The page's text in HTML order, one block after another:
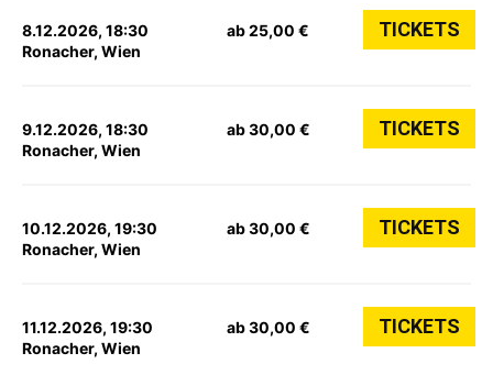
8.12.2026, 18:30
Ronacher, Wien
ab 25,00 € TICKETS
9.12.2026, 18:30
Ronacher, Wien
ab 30,00 € TICKETS
10.12.2026, 19:30
Ronacher, Wien
ab 30,00 € TICKETS
11.12.2026, 19:30
Ronacher, Wien
ab 30,00 € TICKETS